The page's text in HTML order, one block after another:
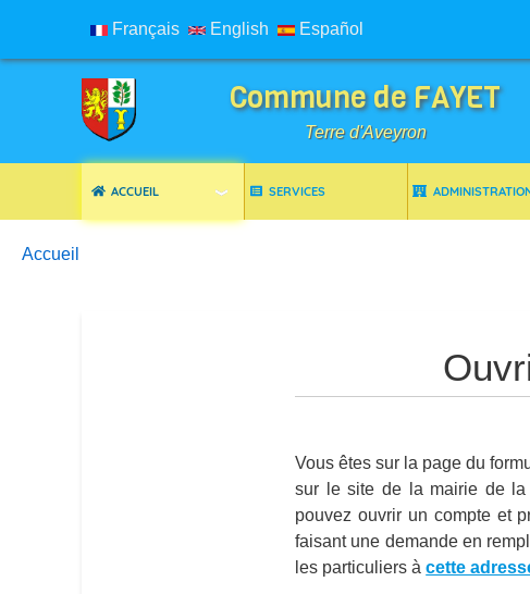
Français English Español
Commune de FAYET
Terre d'Aveyron
ACCUEIL SERVICES
Breadcrumbs
You are here:
Accueil
Vous êtes sur la page du
sur le site de la mairie de la
pouvez ouvrir un compte et
faisant une demande en
les particuliers àcette